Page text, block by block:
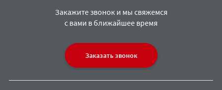
Закажите звонок и мы свяжемся
с вами в ближайшее время
Заказать звонок